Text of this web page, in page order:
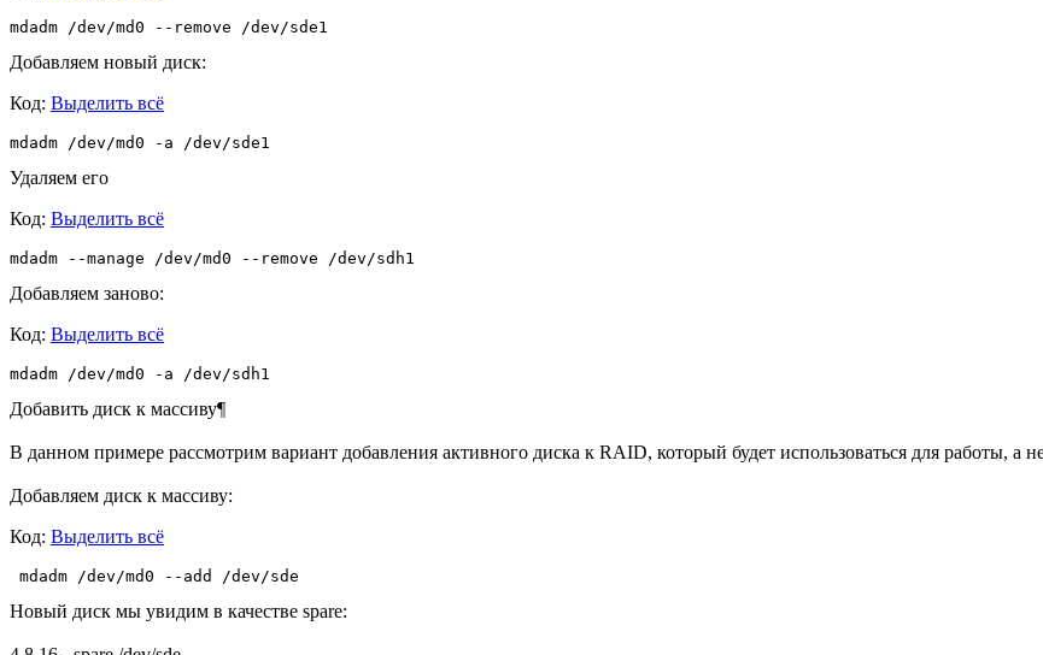
mdadm /dev/md0 --remove /dev/sde1
Добавляем новый диск:
Код: Выделить всё
mdadm /dev/md0 -a /dev/sde1
Удаляем его
Код: Выделить всё
mdadm --manage /dev/md0 --remove /dev/sdh1
Добавляем заново:
Код: Выделить всё
mdadm /dev/md0 -a /dev/sdh1
Добавить диск к массиву¶
В данном примере рассмотрим вариант добавления активного диска к RAID, который будет использоваться для работы, а не
Добавляем диск к массиву:
Код: Выделить всё
mdadm /dev/md0 --add /dev/sde
Новый диск мы увидим в качестве spare: